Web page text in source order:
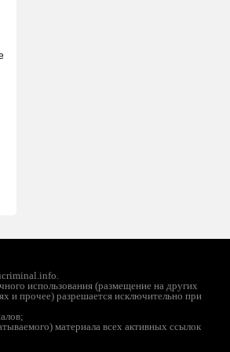
использования (размещение на других
и прочее) разрешается исключительно при
материала всех активных ссылок